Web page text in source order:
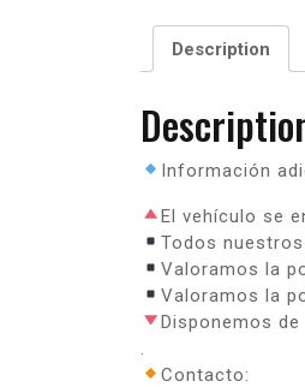
Description
Información
El vehículo se
Todos
Valoramos la
Valoramos la
Disponemos
.
Contacto: